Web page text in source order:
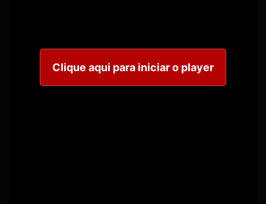
Clique aqui para iniciar o player